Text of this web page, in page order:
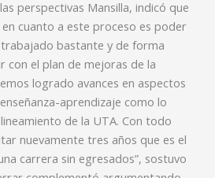
perspectivas Mansilla, indicó que
cuanto a este proceso es poder
bastante y de forma
con el plan de mejoras de la
logrado avances en aspectos
aprendizaje como lo
de la UTA. Con todo
nuevamente tres años que es el
carrera sin egresados”, sostuvo